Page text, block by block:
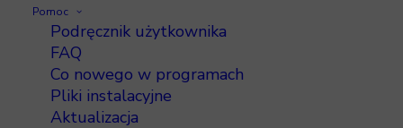
Pomoc
Podręcznik użytkownika
FAQ
Co nowego w programach
Pliki instalacyjne
Aktualizacja
WUstawieniach, na zakładce
znajduje się przycisk